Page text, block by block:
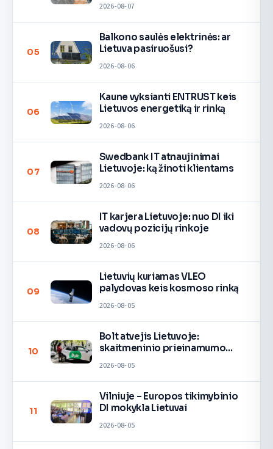
2026-08-07
05
Balkono saulės elektrinės: ar
Lietuva pasiruošusi?
2026-08-06
06
Kaune vyksianti ENTRUST keis
Lietuvos energetiką ir rinką
2026-08-06
07
Swedbank IT atnaujinimai
Lietuvoje: ką žinoti klientams
2026-08-06
08
IT karjera Lietuvoje: nuo DI iki
vadovų pozicijų rinkoje
2026-08-06
09
Lietuvių kuriamas VLEO
palydovas keis kosmoso rinką
2026-08-05
10
Bolt atvejis Lietuvoje:
skaitmeninio prieinamumo
2026-08-05
11
Vilniuje – Europos tikimybinio
DI mokykla Lietuvai
2026-08-05